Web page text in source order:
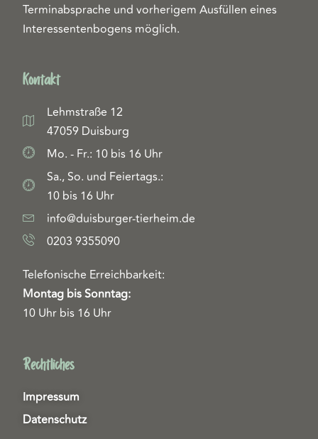
Terminabsprache und vorherigem Ausfüllen eines
Interessentenbogens möglich.
Kontakt
Lehmstraße 12
47059 Duisburg
Mo. - Fr.: 10 bis 16 Uhr
Sa., So. und Feiertags.:
10 bis 16 Uhr
info@duisburger-tierheim.de
0203 9355090
Telefonische Erreichbarkeit:
Montag bis Sonntag:
10 Uhr bis 16 Uhr
Rechtliches
Impressum
Datenschutz